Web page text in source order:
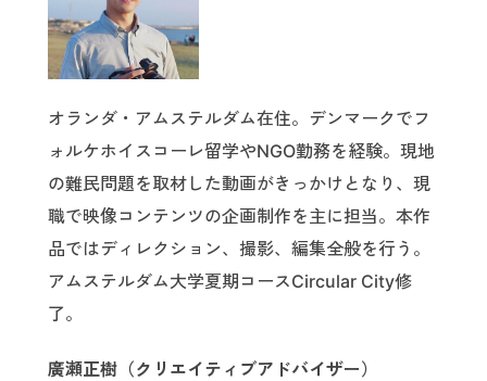
オランダ・アムステルダム在住。デンマークでフ
ォルケホイスコーレ留学やNGO勤務を経験。現地
の難民問題を取材した動画がきっかけとなり、現
職で映像コンテンツの企画制作を主に担当。本作
品ではディレクション、撮影、編集全般を行う。
アムステルダム大学夏期コースCircular City修
了。
廣瀬正樹（クリエイティブアドバイザー）